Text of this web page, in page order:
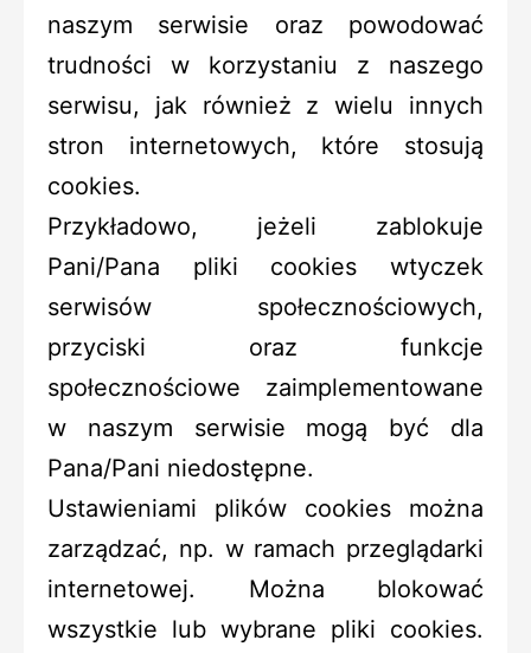
naszym serwisie oraz powodować
trudności w korzystaniu z naszego
serwisu, jak również z wielu innych
stron internetowych, które stosują
cookies.
Przykładowo, jeżeli zablokuje
Pani/Pana pliki cookies wtyczek
serwisów społecznościowych,
przyciski oraz funkcje
społecznościowe zaimplementowane
w naszym serwisie mogą być dla
Pana/Pani niedostępne.
Ustawieniami plików cookies można
zarządzać, np. w ramach przeglądarki
internetowej. Można blokować
wszystkie lub wybrane pliki cookies.